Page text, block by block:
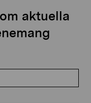
aktuella